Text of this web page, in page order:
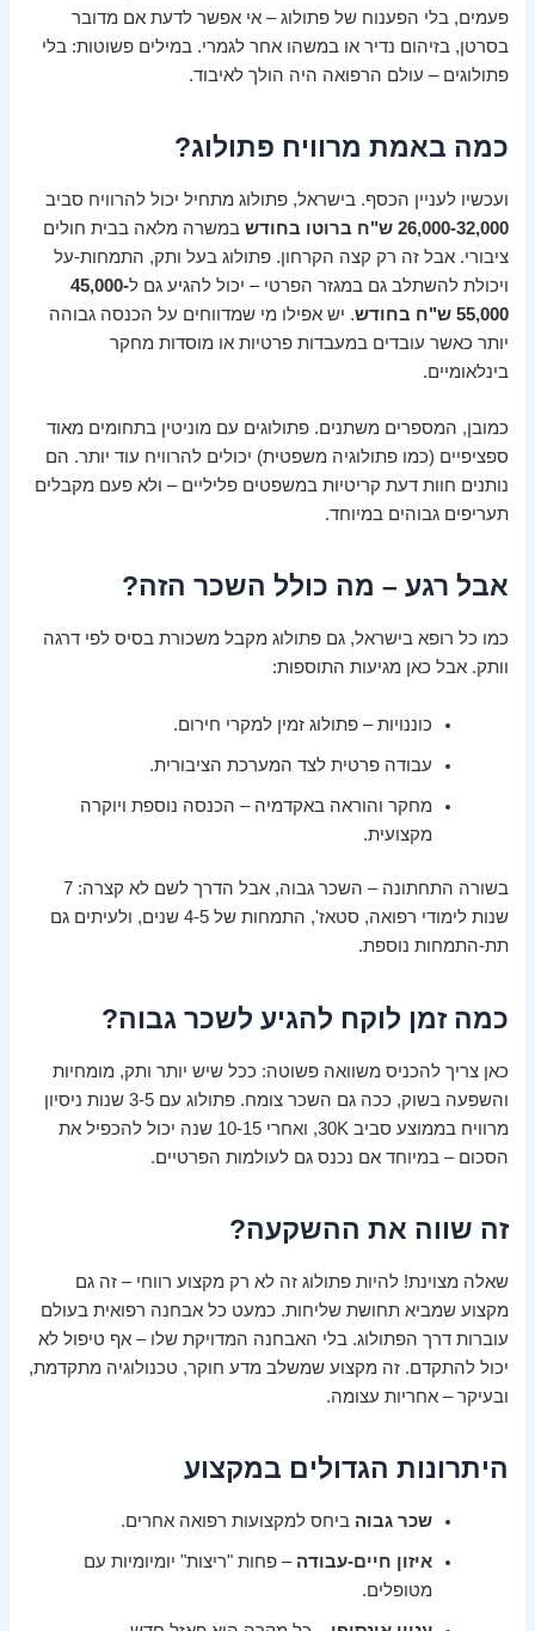
פעמים, בלי הפענוח של פתולוג – אי אפשר לדעת אם מדובר
בסרטן, בזיהום נדיר או במשהו אחר לגמרי. במילים פשוטות: בלי
פתולוגים – עולם הרפואה היה הולך לאיבוד.
כמה באמת מרוויח פתולוג?
ועכשיו לעניין הכסף. בישראל, פתולוג מתחיל יכול להרוויח סביב
26,000-32,000 ש"ח ברוטו בחודש
במשרה מלאה בבית חולים
ציבורי. אבל זה רק קצה הקרחון. פתולוג בעל ותק, התמחות-על
ויכולת להשתלב גם במגזר הפרטי – יכול להגיע גם ל45,000-
55,000 ש"ח בחודש
. יש אפילו מי שמדווחים על הכנסה גבוהה
יותר כאשר עובדים במעבדות פרטיות או מוסדות מחקר
בינלאומיים.
כמובן, המספרים משתנים. פתולוגים עם מוניטין בתחומים מאוד
ספציפיים (כמו פתולוגיה משפטית) יכולים להרוויח עוד יותר. הם
נותנים חוות דעת קריטיות במשפטים פליליים – ולא פעם מקבלים
תעריפים גבוהים במיוחד.
אבל רגע – מה כולל השכר הזה?
כמו כל רופא בישראל, גם פתולוג מקבל משכורת בסיס לפי דרגה
וותק. אבל כאן מגיעות התוספות:
כוננויות – פתולוג זמין למקרי חירום.
עבודה פרטית לצד המערכת הציבורית.
מחקר והוראה באקדמיה – הכנסה נוספת ויוקרה
מקצועית.
בשורה התחתונה – השכר גבוה, אבל הדרך לשם לא קצרה: 7
שנות לימודי רפואה, סטאז', התמחות של 4-5 שנים, ולעיתים גם
תת-התמחות נוספת.
כמה זמן לוקח להגיע לשכר גבוה?
כאן צריך להכניס משוואה פשוטה: ככל שיש יותר ותק, מומחיות
והשפעה בשוק, ככה גם השכר צומח. פתולוג עם 3-5 שנות ניסיון
מרוויח בממוצע סביב 30K, ואחרי 10-15 שנה יכול להכפיל את
הסכום – במיוחד אם נכנס גם לעולמות הפרטיים.
זה שווה את ההשקעה?
שאלה מצוינת! להיות פתולוג זה לא רק מקצוע רווחי – זה גם
מקצוע שמביא תחושת שליחות. כמעט כל אבחנה רפואית בעולם
עוברות דרך הפתולוג. בלי האבחנה המדויקת שלו – אף טיפול לא
יכול להתקדם. זה מקצוע שמשלב מדע חוקר, טכנולוגיה מתקדמת,
ובעיקר – אחריות עצומה.
היתרונות הגדולים במקצוע
שכר גבוה ביחס למקצועות רפואה אחרים.
איזון חיים-עבודה – פחות "ריצות" יומיומיות עם
מטופלים.